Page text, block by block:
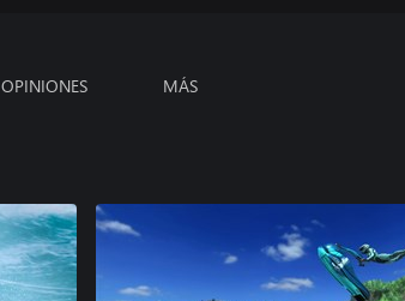
OPINIONES MÁS